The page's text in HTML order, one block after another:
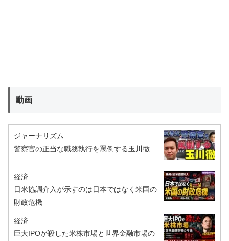
動画
ジャーナリズム
警察官の正当な職務執行を罵倒する玉川徹
経済
日米協調介入が示すのは日本ではなく米国の
財政危機
経済
巨大IPOが殺した米株市場と世界金融市場の